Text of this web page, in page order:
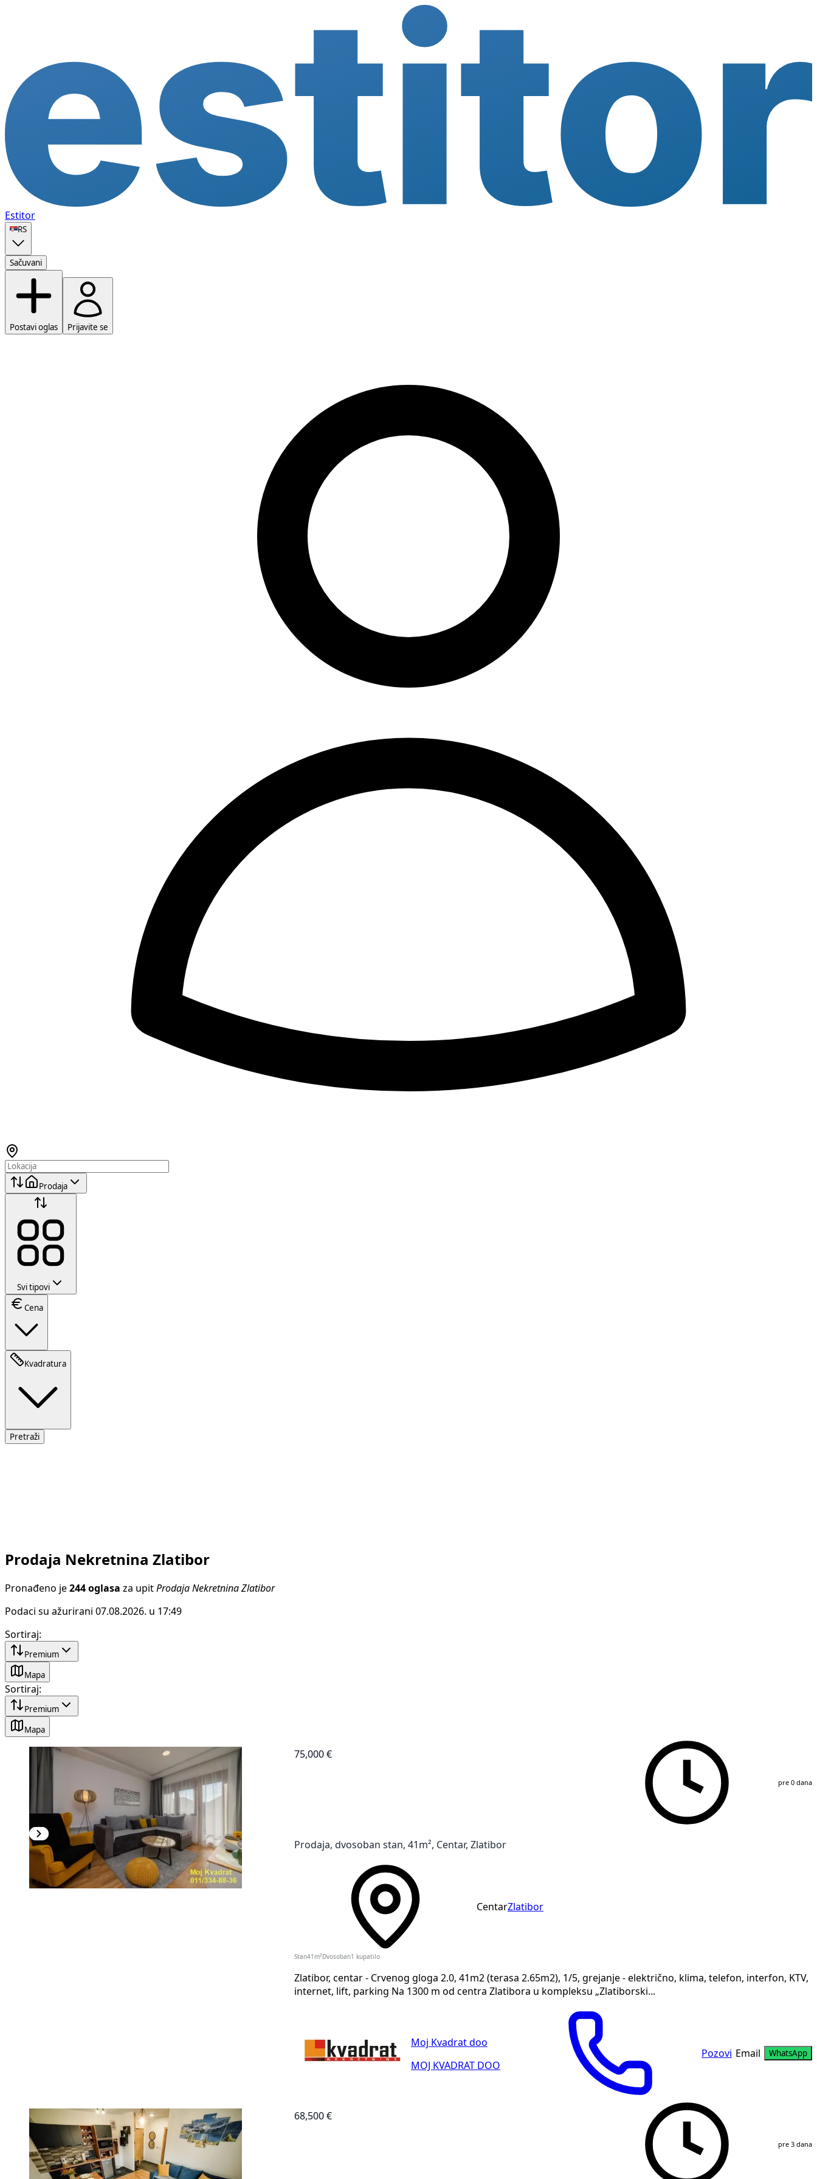
Estitor
🇷🇸RS
Sačuvani
Postavi oglas Prijavite se
Prodaja
Svi tipovi
Cena
Kvadratura
Pretraži
Prodaja Nekretnina Zlatibor
Pronađeno je 244 oglasa za upit Prodaja Nekretnina Zlatibor
Podaci su ažurirani 07.08.2026. u 17:49
Sortiraj:
Premium
Mapa
Sortiraj:
Premium
Mapa
75,000 €
pre 0 dana
Prodaja, dvosoban stan, 41m², Centar, Zlatibor
CentarZlatibor
Stan41 m² Dvosoban1 kupatilo
Zlatibor, centar - Crvenog gloga 2.0, 41m2 (terasa 2.65m2), 1/5, grejanje - električno, klima, telefon, interfon, KTV,
internet, lift, parking Na 1300 m od centra Zlatibora u kompleksu „Zlatiborski...
Moj Kvadrat doo
MOJ KVADRAT DOO
Pozovi Email WhatsApp
68,500 €
pre 3 dana